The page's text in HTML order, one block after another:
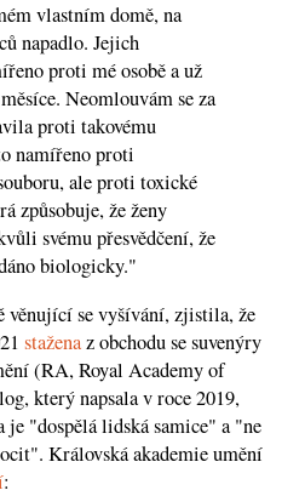
vlastním domě, na
napadlo. Jejich
proti mé osobě a už
Neomlouvám se za
proti takovému
namířeno proti
ale proti toxické
způsobuje, že ženy
svému přesvědčení, že
biologicky."
věnující se vyšívání, zjistila, že
staženaz obchodu se suvenýry
(RA, Royal Academy of
který napsala v roce 2019,
je "dospělá lidská samice" a "ne
Královská akademie umění
: